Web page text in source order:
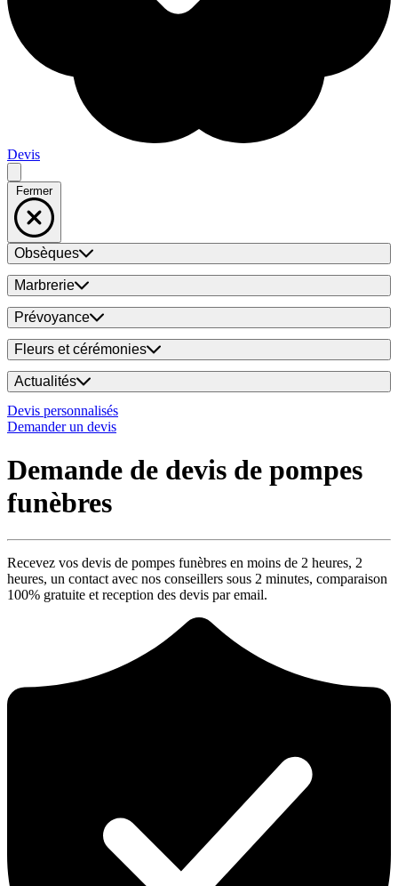
Devis
Fermer
Obsèques
Marbrerie
Prévoyance
Fleurs et cérémonies
Actualités
Devis personnalisés
Demander un devis
Demande de devis de pompes
funèbres
Recevez vos devis de pompes funèbres en moins de 2 heures, 2
heures, un contact avec nos conseillers sous 2 minutes, comparaison
100% gratuite et reception des devis par email.